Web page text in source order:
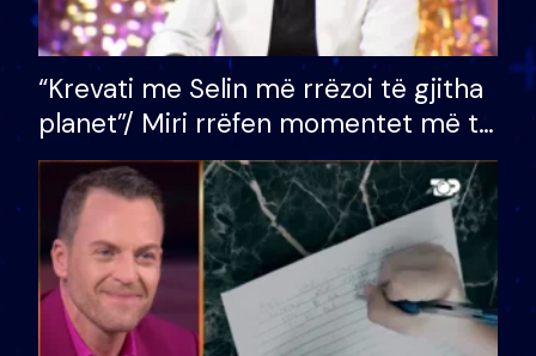
“Krevati me Selin më rrëzoi të gjitha
planet”/ Miri rrëfen momentet më të
bukura në shtëpinë e BB VIP: Do më
mungojë zilja e mëngjesit kur…